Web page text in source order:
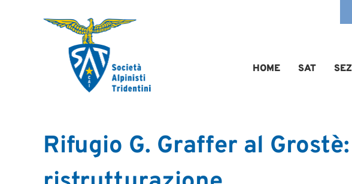
HOME SAT
Rifugio G. Graffer al